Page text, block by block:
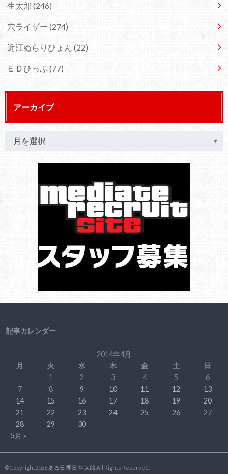
生太郎 (246)
穴ライザー (274)
近江ぬらりひょん (22)
ＥＤひっぷ(77)
アーカイブ
記事カレンダー
2014年4月
月
火 水 木 金 土
日
1
2 3 4 5
6
7
8 9 10 11 12
13
14
15 16 17 18 19
20
21
22 23 24 25 26
27
28
29
30
5月 »
©Copyright2026 ある日 即日 生太郎.All Rights Reserved.